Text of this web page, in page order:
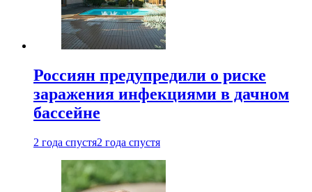
Россиян предупредили о риске
заражения инфекциями в дачном
бассейне
2 года спустя2 года спустя